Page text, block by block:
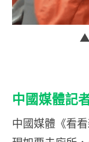
▲
中國媒體記
中國媒體《看